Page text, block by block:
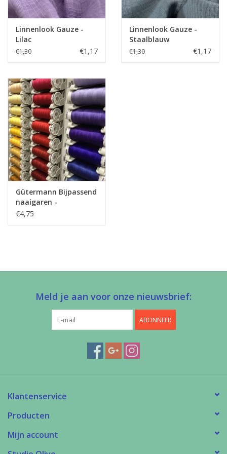
broeken,…
Label
Oeko-Tex 100 klasse 1
Stretch
Linnenlook Gauze -
Lilac
€1,30 €1,17
Linnenlook Gauze -
Staalblauw
€1,30 €1,17
Gütermann Bijpassend
naaigaren -
Allesnaaigaren 200m
€4,75
Meld je aan voor onze nieuwsbrief:
ABONNEER
Klantenservice
Producten
Mijn account